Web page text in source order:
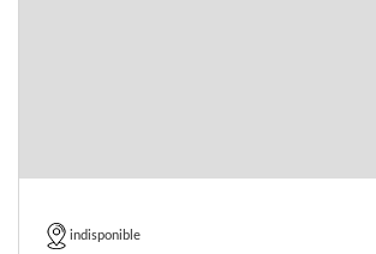
indisponible